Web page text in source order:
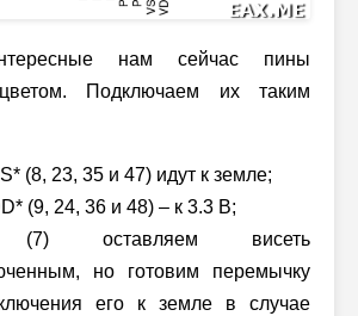
нам сейчас пины
Подключаем их таким
(8, 23, 35 и 47) идут к земле;
(9, 24, 36 и 48) – к 3.3 В;
(7) оставляем висеть
но готовим перемычку
его к земле в случае